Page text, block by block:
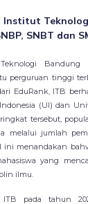
Institut
SNBT dan
Bandung
perguruan tinggi
EduRank, ITB
(UI) dan
tersebut,
melalui jumlah
ini menandakan
yang
ilmu.
ITB pada tahun